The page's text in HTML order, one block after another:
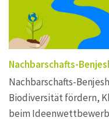
Nachbarschafts-
Nachbarschafts-
Biodiversität fördern,
beim